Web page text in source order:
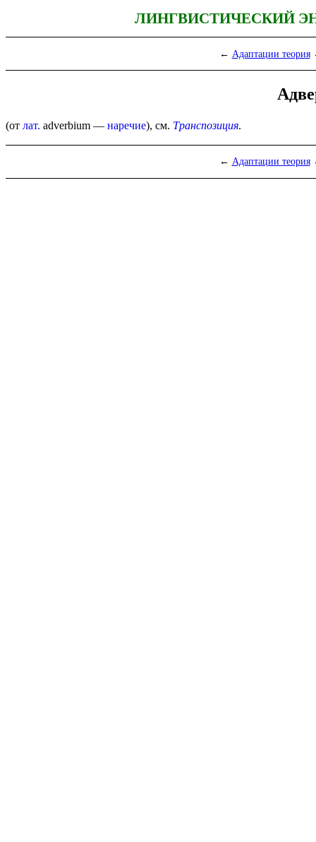
ЛИНГВИСТИЧЕСКИЙ
← Адаптации теория
(от лат. adverbium — наречие), см. Транспозиция.
← Адаптации теория